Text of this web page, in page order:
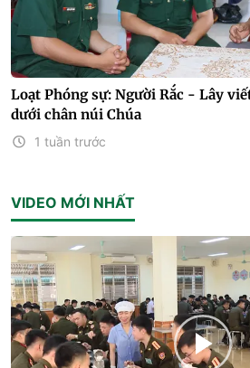
Loạt Phóng sự: Người Rắc - Lây
dưới chân núi Chúa
1 tuần trước
VIDEO MỚI NHẤT